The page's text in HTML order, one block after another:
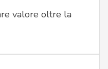
valore oltre la